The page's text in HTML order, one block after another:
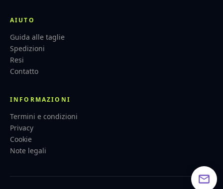
AIUTO
Guida alle taglie
Spedizioni
Resi
Contatto
INFORMAZIONI
Termini e condizioni
Privacy
Cookie
Note legali